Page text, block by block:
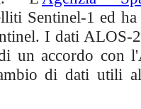
Sentinel-1 ed
I dati ALOS-
un accordo con
di dati utili